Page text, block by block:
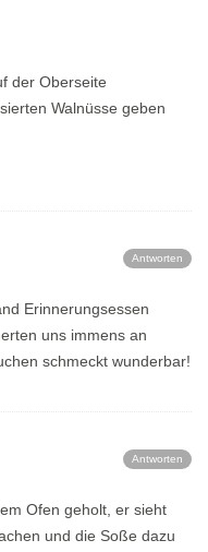
der Oberseite
Walnüsse geben
Antworten
Erinnerungsessen
uns immens an
schmeckt wunderbar!
Antworten
Ofen geholt, er sieht
und die Soße dazu